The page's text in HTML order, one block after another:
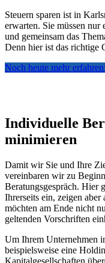
Steuern sparen ist in
erwarten. Sie müssen nur
und gemeinsam das
Denn hier ist das richtige
Noch heute mehr
Individuelle
minimieren
Damit wir Sie und Ihre
vereinbaren wir zu
Beratungsgespräch. Hier
Ihrerseits ein, zeigen
möchten am Ende nicht
geltenden Vorschriften
Um Ihrem Unternehmen
beispielsweise eine
Kapitalgesellschaften